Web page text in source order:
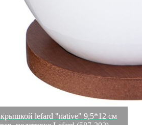
крышкой lefard "native" 9,5*12 см